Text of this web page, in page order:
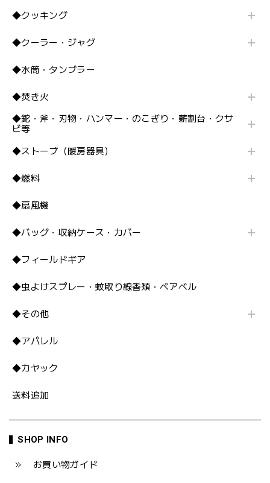
◆クッキング
◆クーラー・ジャグ
◆水筒・タンブラー
◆焚き火
◆鉈・斧・刃物・ハンマー・のこぎり・薪割台・クサ
ビ等
◆ストーブ（暖房器具）
◆燃料
◆扇風機
◆バッグ・収納ケース・カバー
◆フィールドギア
◆虫よけスプレー・蚊取り線香類・ベアベル
◆その他
◆アパレル
◆カヤック
送料追加
SHOP INFO
お買い物ガイド